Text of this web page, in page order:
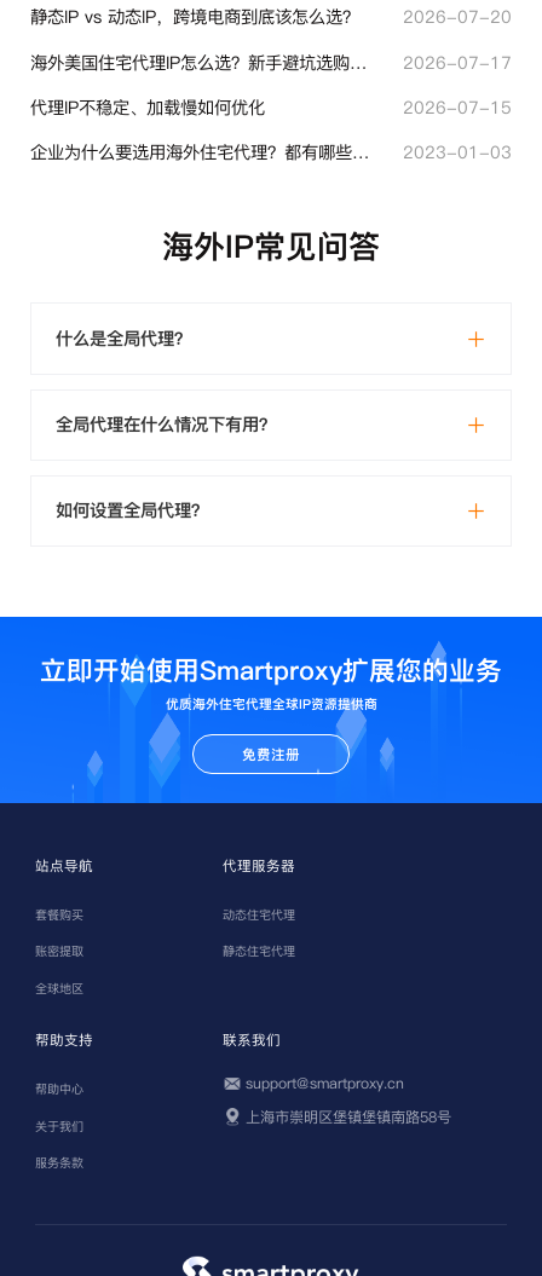
静态IP vs 动态IP，跨境电商到底该怎么选？
2026-07-20
海外美国住宅代理IP怎么选？新手避坑选购指南
2026-07-17
代理IP不稳定、加载慢如何优化
2026-07-15
企业为什么要选用海外住宅代理？都有哪些帮助？
2023-01-03
海外IP常见问答
什么是全局代理？
全局代理在什么情况下有用？
如何设置全局代理？
立即开始使用Smartproxy扩展您的业务
优质海外住宅代理全球IP资源提供商
免费注册
站点导航
套餐购买
账密提取
全球地区
代理服务器
动态住宅代理
静态住宅代理
帮助支持
帮助中心
关于我们
服务条款
联系我们
support@smartproxy.cn
上海市崇明区堡镇堡镇南路58号